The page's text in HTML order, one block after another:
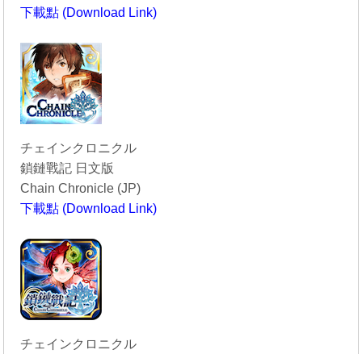
下載點 (Download Link)
チェインクロニクル
鎖鏈戰記 日文版
Chain Chronicle (JP)
下載點 (Download Link)
チェインクロニクル